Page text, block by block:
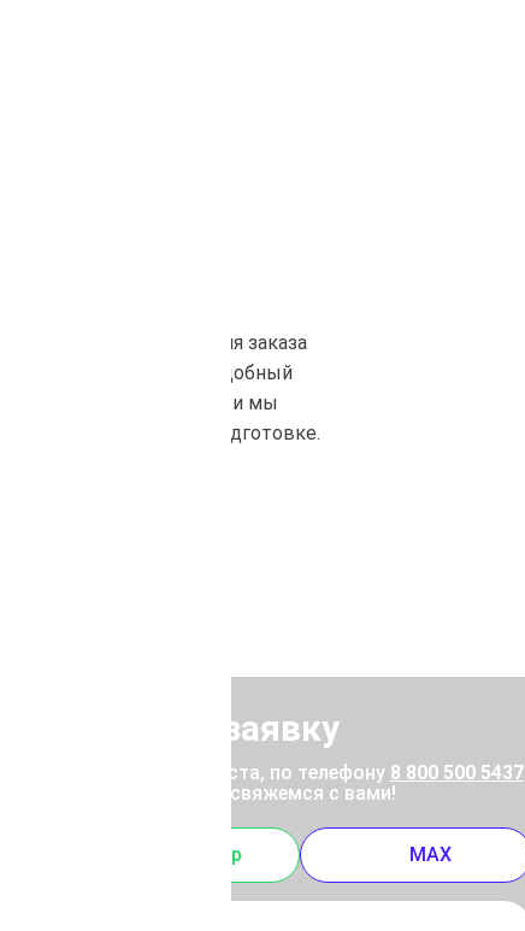
После согласования заказа
вы выбираете удобный
способ оплаты, и мы
приступаем к его подготовке.
Отправить заявку
позвоните, пожалуйста, по телефону 8 800 500 5437
отправьте заявку, и мы свяжемся с вами!
Whatsapp MAX